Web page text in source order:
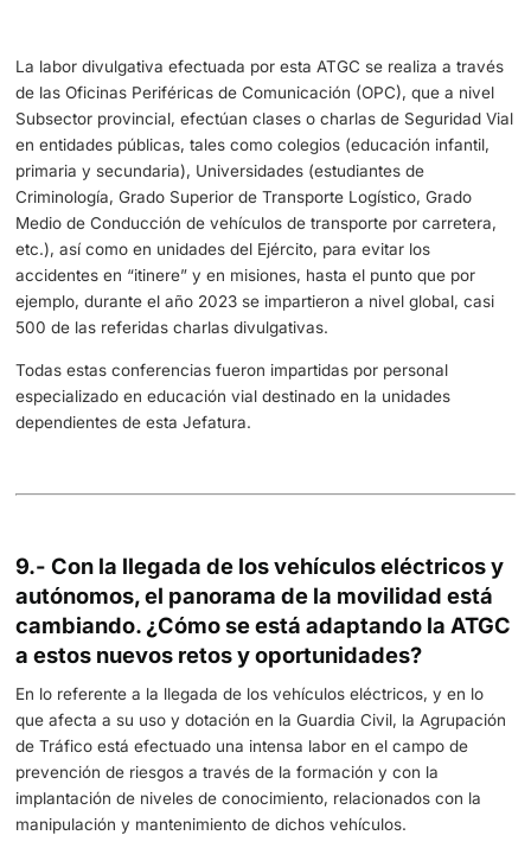
La actual normativa sobre Seguridad Vial nos impone
las labores de protección y auxilio en las vías públicas o
de uso público.
Por lo tanto, el auxilio es para nosotros una máxima en
actuación, que se nos inculca desde el ingreso en la
y seguimos aplicando con total empeño.
7.- Los accidentes de tráfico siguen
implementando la ATGC para reducir la
Para el cumplimiento de las normas relacionadas con el
la Seguridad Vial, la Dirección General de Tráfico cuenta
cumplimiento de las normas con la presencia en
agentes de la Agrupación de Tráfico de la Guardia Civil
todos los medios telemáticos de los que dispone este
En el campo de la prestación del servicio propio de esta
establecen y potencian cada año, la ejecución tanto de